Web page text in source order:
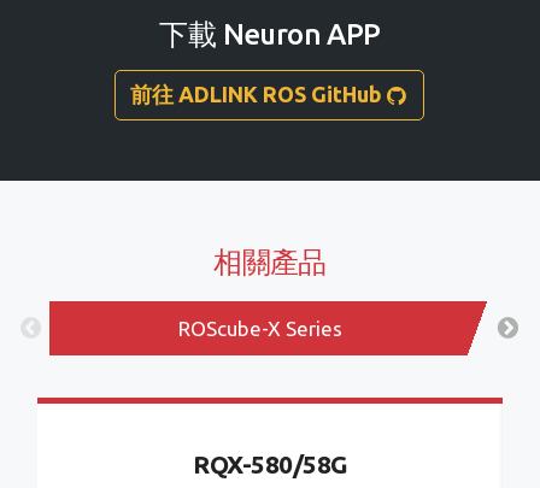
下載 Neuron APP
前往 ADLINK ROS GitHub
相關產品
ROScube-X Series
RQX-580/58G